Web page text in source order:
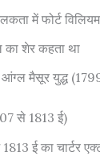
में फोर्ट
का शेर कहता था
मैसूर युद्ध
से 1813 ई)
ई का चार्टर